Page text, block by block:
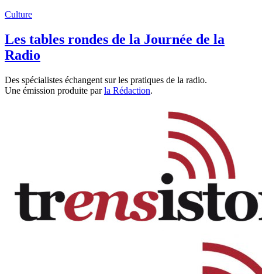
Culture
Les tables rondes de la Journée de la
Radio
Des spécialistes échangent sur les pratiques de la radio.
Une émission produite parla Rédaction.